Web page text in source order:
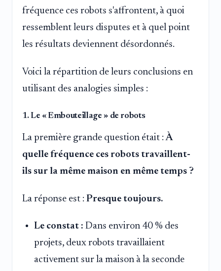
fréquence ces robots s'affrontent, à quoi
ressemblent leurs disputes et à quel point
les résultats deviennent désordonnés.
Voici la répartition de leurs conclusions en
utilisant des analogies simples :
1. Le « Embouteillage » de robots
La première grande question était :À
quelle fréquence ces robots travaillent-
ils sur la même maison en même temps ?
La réponse est : Presque toujours.
Le constat : Dans environ 40 % des
projets, deux robots travaillaient
activement sur la maison à la seconde